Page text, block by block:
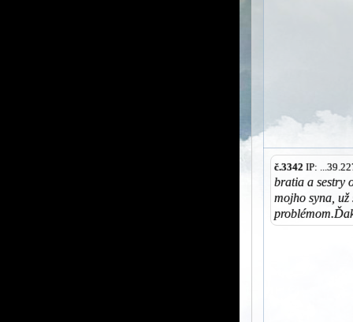
č.3342 IP:
bratia a sestry
mojho syna,